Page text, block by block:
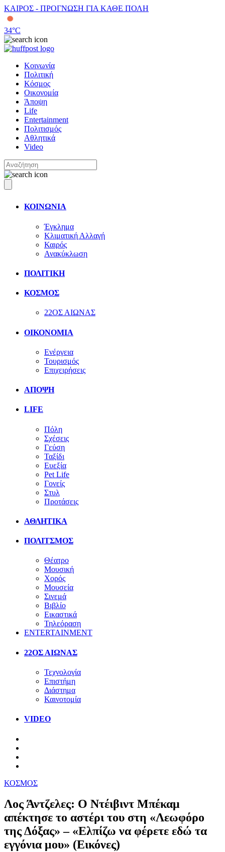
ΚΑΙΡΟΣ - ΠΡΟΓΝΩΣΗ ΓΙΑ ΚΑΘΕ ΠΟΛΗ
34°C
Κοινωνία
Πολιτική
Κόσμος
Οικονομία
Άποψη
Life
Entertainment
Πολιτισμός
Αθλητικά
Video
ΚΟΙΝΩΝΙΑ
Έγκλημα
Κλιματική Αλλαγή
Καιρός
Ανακύκλωση
ΠΟΛΙΤΙΚΗ
ΚΟΣΜΟΣ
22ΟΣ ΑΙΩΝΑΣ
ΟΙΚΟΝΟΜΙΑ
Ενέργεια
Τουρισμός
Επιχειρήσεις
ΑΠΟΨΗ
LIFE
Πόλη
Σχέσεις
Γεύση
Ταξίδι
Ευεξία
Pet Life
Γονείς
Στυλ
Προτάσεις
ΑΘΛΗΤΙΚΑ
ΠΟΛΙΤΣΜΟΣ
Θέατρο
Μουσική
Χορός
Μουσεία
Σινεμά
Βιβλίο
Εικαστικά
Τηλεόραση
ENTERTAINMENT
22ΟΣ ΑΙΩΝΑΣ
Τεχνολογία
Επιστήμη
Διάστημα
Καινοτομία
VIDEO
ΚΟΣΜΟΣ
Λος Άντζελες: O Ντέιβιντ Μπέκαμ
απέκτησε το αστέρι του στη «Λεωφόρο
της Δόξας» – «Ελπίζω να φέρετε εδώ τα
εγγόνια μου» (Εικόνες)